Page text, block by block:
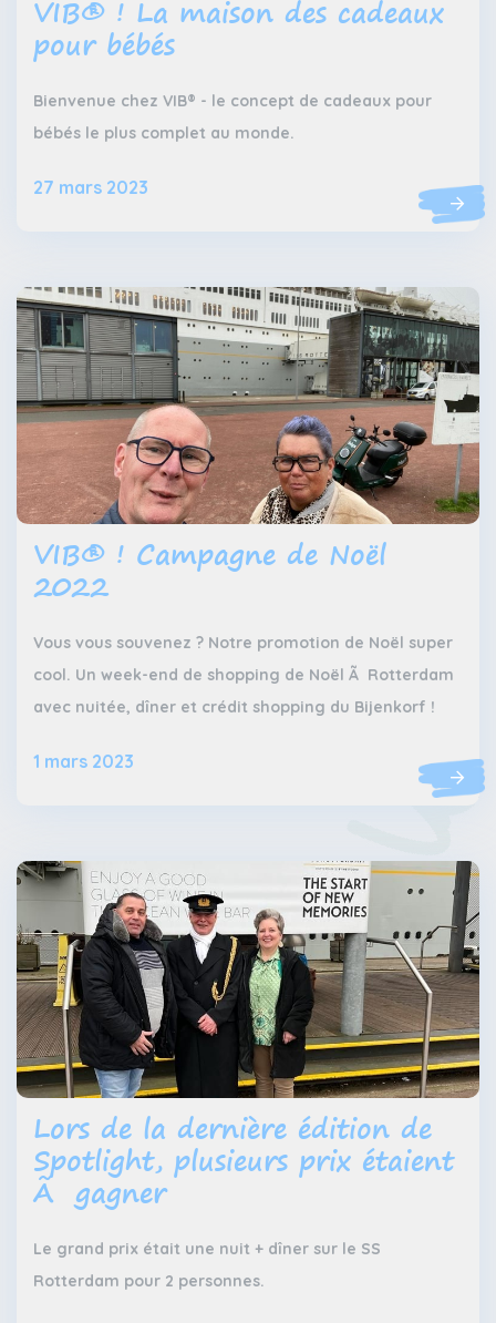
VIB® ! La maison des cadeaux
pour bébés
Bienvenue chez VIB® - le concept de cadeaux pour
bébés le plus complet au monde.
27 mars 2023
VIB® ! Campagne de Noël
2022
Vous vous souvenez ? Notre promotion de Noël super
cool. Un week-end de shopping de Noël Ã Rotterdam
avec nuitée, dîner et crédit shopping du Bijenkorf !
1 mars 2023
Lors de la dernière édition de
Spotlight, plusieurs prix étaient
Ã gagner
Le grand prix était une nuit + dîner sur le SS
Rotterdam pour 2 personnes.